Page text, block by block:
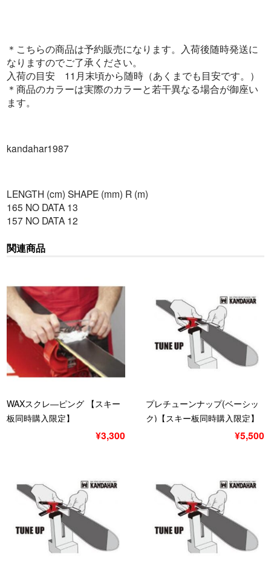
＊こちらの商品は予約販売になります。入荷後随時発送に
なりますのでご了承ください。
入荷の目安 11月末頃から随時（あくまでも目安です。）
＊商品のカラーは実際のカラーと若干異なる場合が御座い
ます。
kandahar1987
LENGTH (cm) SHAPE (mm) R (m)
165 NO DATA 13
157 NO DATA 12
関連商品
WAXスクレ―ピング 【スキー
板同時購入限定】
¥3,300
プレチューンナップ(ベーシッ
ク)【スキー板同時購入限定】
¥5,500